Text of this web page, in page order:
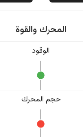
المحرك والقوة
الوقود
حجم المحرك